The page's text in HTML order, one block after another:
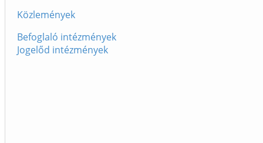
Közlemények
Befoglaló intézmények
Jogelőd intézmények